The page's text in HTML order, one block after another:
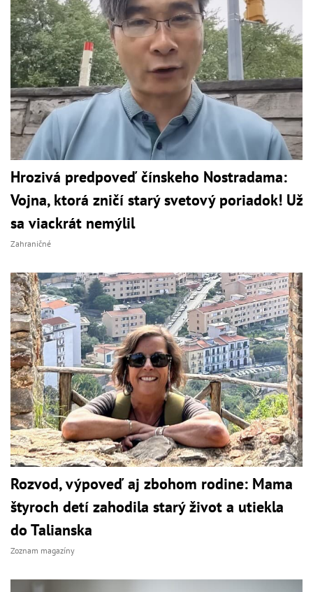
Hrozivá predpoveď čínskeho Nostradama:
Vojna, ktorá zničí starý svetový poriadok! Už
sa viackrát nemýlil
Zahraničné
Rozvod, výpoveď aj zbohom rodine: Mama
štyroch detí zahodila starý život a utiekla
do Talianska
Zoznam magazíny